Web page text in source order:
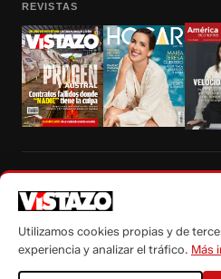
REVISTAS
autorización escrita de su titular, de todos los
Utilizamos cookies propias y de
experiencia y analizar el tráfico. Más